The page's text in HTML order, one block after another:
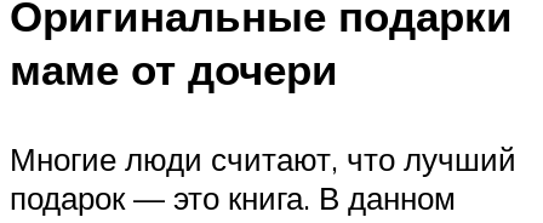
Оригинальные подарки
маме от дочери
Многие люди считают, что лучший
подарок — это книга. В данном